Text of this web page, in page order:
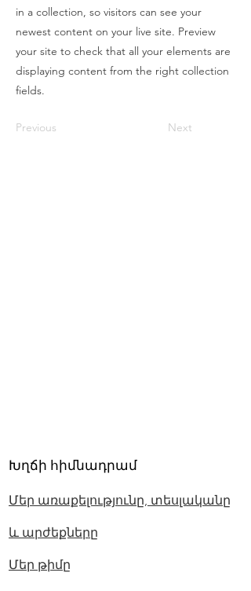
in a collection, so visitors can see your
newest content on your live site. Preview
your site to check that all your elements are
displaying content from the right collection
fields.
Previous Next
Խղճի հիմնադրամ
Մեր առաքելությունը, տեսլականը
և արժեքները
Մեր թիմը